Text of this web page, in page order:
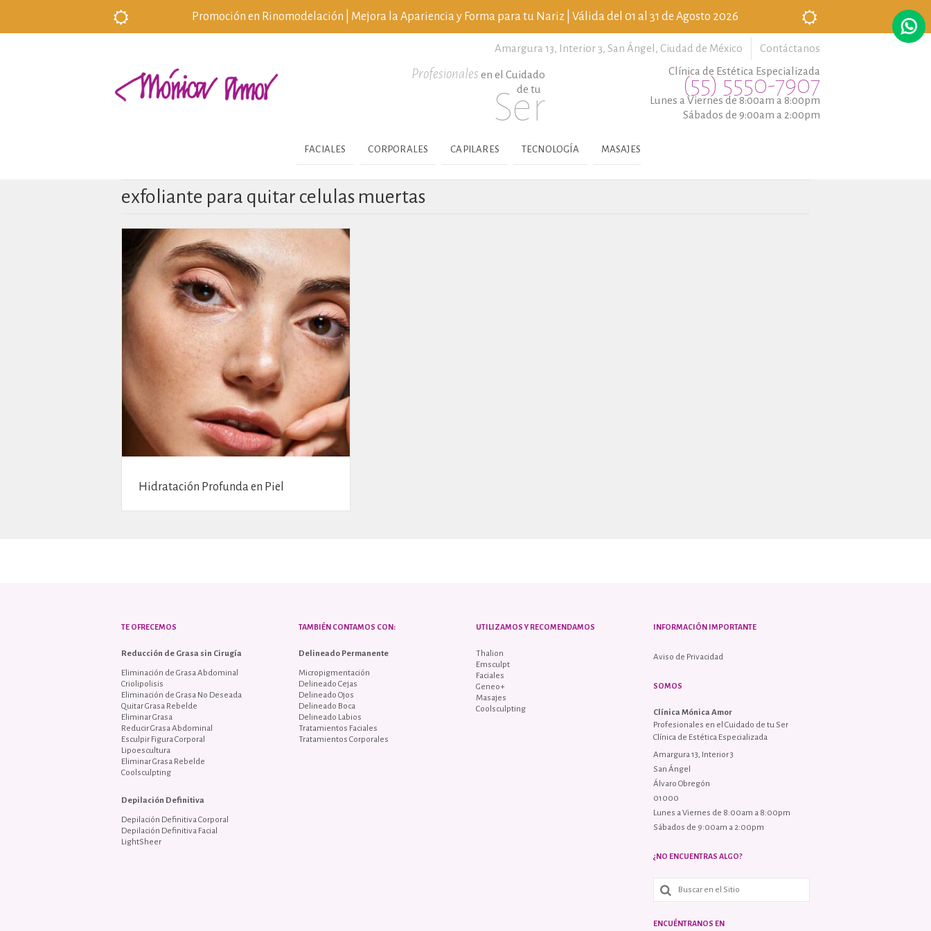
Promoción en Rinomodelación | Mejora la Apariencia y Forma para tu Nariz | Válida del 01 al 31 de Agosto 2026
Contáctanos
Amargura 13, Interior 3, San Ángel, Ciudad de México
Profesionales en el Cuidado
de tu
Ser
Clínica de Estética Especializada
(55) 5550-7907
Lunes a Viernes de 8:00am a 8:00pm
Sábados de 9:00am a 2:00pm
FACIALES CORPORALES CAPILARES TECNOLOGÍA MASAJES
exfoliante para quitar celulas muertas
Hidratación Profunda en Piel
TE OFRECEMOS
Reducción de Grasa sin Cirugía
Eliminación de Grasa Abdominal
Criolipolisis
Eliminación de Grasa No Deseada
Quitar Grasa Rebelde
Eliminar Grasa
Reducir Grasa Abdominal
Esculpir Figura Corporal
Lipoescultura
Eliminar Grasa Rebelde
Coolsculpting
Depilación Definitiva
Depilación Definitiva Corporal
Depilación Definitiva Facial
LightSheer
TAMBIÉN CONTAMOS CON:
Delineado Permanente
Micropigmentación
Delineado Cejas
Delineado Ojos
Delineado Boca
Delineado Labios
Tratamientos Faciales
Tratamientos Corporales
UTILIZAMOS Y RECOMENDAMOS
Thalion
Emsculpt
Faciales
Geneo+
Masajes
Coolsculpting
INFORMACIÓN IMPORTANTE
Aviso de Privacidad
SOMOS
Clínica Mónica Amor
Profesionales en el Cuidado de tu Ser
Clínica de Estética Especializada
Amargura 13, Interior 3
San Ángel
Álvaro Obregón
01000
Lunes a Viernes de 8:00am a 8:00pm
Sábados de 9:00am a 2:00pm
¿NO ENCUENTRAS ALGO?
ENCUÉNTRANOS EN